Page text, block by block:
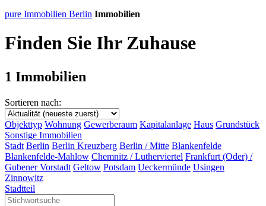
pure Immobilien Berlin Immobilien
Finden Sie Ihr Zuhause
1 Immobilien
Sortieren nach:
Objekttyp Wohnung Gewerberaum Kapitalanlage Haus Grundstück
Sonstige Immobilien
Stadt Berlin Berlin Kreuzberg Berlin / Mitte Blankenfelde
Blankenfelde-Mahlow Chemnitz / Lutherviertel Frankfurt (Oder) /
Gubener Vorstadt Geltow Potsdam Ueckermünde Usingen
Zinnowitz
Stadtteil